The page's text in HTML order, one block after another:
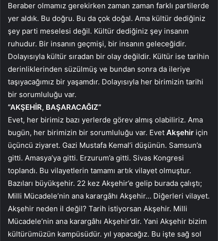
Beraber olmamız gerekirken zaman zaman farklı partilerde
yer aldık. Bu doğru. Bu da çok doğal. Ama kültür dediğiniz
şey parti meselesi değil. Kültür dediğiniz şey insanın
ruhudur. Bir insanın geçmişi, bir insanın geleceğidir.
Dolayısıyla kültür sıradan bir olay değildir. Kültür ise tarihin
derinliklerinden süzülmüş ve bundan sonra da ileriye
taşıyacağımız bir yaşamdır. Dolayısıyla her birimizin tarihi
bir sorumluluğu var.
“AKŞEHİR, BAŞARACAĞIZ”
Evet, her birimiz bazı yerlerde görev almış olabiliriz. Ama
bugün, her birimizin bir sorumluluğu var. Evet Akşehir için
üçüncü ziyaret. Gazi Mustafa Kemal’i düşünün. Samsun’a
gitti. Amasya’ya gitti. Erzurum’a gitti. Sivas Kongresi
toplandı. Bu vilayetlerin tamamı artık vilayet olmuştur.
Bazıları büyükşehir. 22 kez Akşehir’e gelip burada çalıştı;
Milli Mücadele’nin ana karargâhı Akşehir… Diğerleri vilayet.
Akşehir neden il değil? Tarih istiyorsan Akşehir. Milli
Mücadele’nin ana karargâhı Akşehir’dir. Yani Akşehir bizim
kültürümüzün kampüsüdür. yıl yapacağız. Bu işte sağ sol